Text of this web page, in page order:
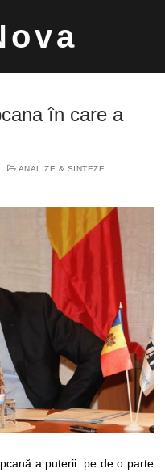
în care a
ANALIZE & SINTEZE
a puterii: pe de o parte